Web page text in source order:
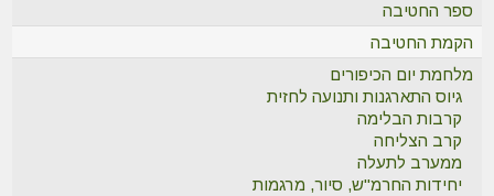
ספר החטיבה
הקמת החטיבה
מלחמת יום הכיפורים
גיוס התארגנות ותנועה לחזית
קרבות הבלימה
קרב הצליחה
ממערב לתעלה
יחידות החרמ"ש, סיור, מרגמות